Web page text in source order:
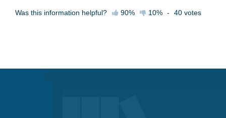
Was this information helpful? 90% 10% - 40 votes